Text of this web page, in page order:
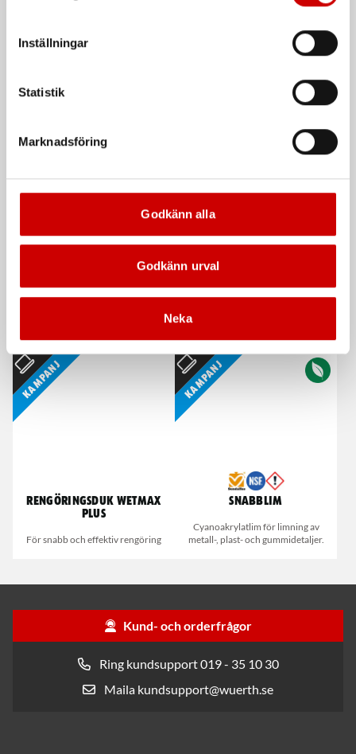
att godkänna samtycker du till sådana överföringar. Läs
Inställningar
Statistik
Marknadsföring
Godkänn alla
Godkänn urval
Neka
Trappstege WTS 55P
Utan stegfot. Finns i 3-8 steg.
Kampanj
Kampanj
Rengöringsduk Wetmax
Plus
För snabb och effektiv rengöring
Kampanj
Snabblim
Cyanoakrylatlim för limning av
metall-, plast- och gummidetaljer.
Kund- och orderfrågor
Ring kundsupport 019 - 35 10 30
Maila kundsupport@wuerth.se